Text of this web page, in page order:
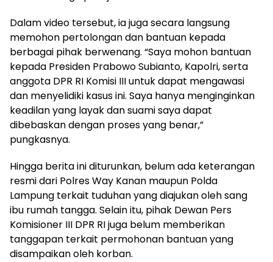
Dalam video tersebut, ia juga secara langsung
memohon pertolongan dan bantuan kepada
berbagai pihak berwenang. “Saya mohon bantuan
kepada Presiden Prabowo Subianto, Kapolri, serta
anggota DPR RI Komisi III untuk dapat mengawasi
dan menyelidiki kasus ini. Saya hanya menginginkan
keadilan yang layak dan suami saya dapat
dibebaskan dengan proses yang benar,”
pungkasnya.
Hingga berita ini diturunkan, belum ada keterangan
resmi dari Polres Way Kanan maupun Polda
Lampung terkait tuduhan yang diajukan oleh sang
ibu rumah tangga. Selain itu, pihak Dewan Pers
Komisioner III DPR RI juga belum memberikan
tanggapan terkait permohonan bantuan yang
disampaikan oleh korban.